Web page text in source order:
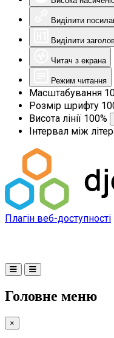
Виділити
Виділити
Читач з екрана
Режим читання
Масштабування
Розмір шрифту
Висота лінії 100%
Інтервал між
Плагін веб-доступності
Головне меню
×